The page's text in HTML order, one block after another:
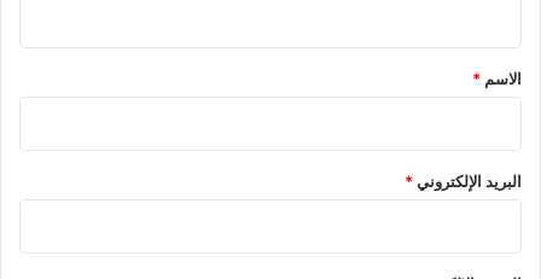
*
الاسم *
البريد الإلكتروني*